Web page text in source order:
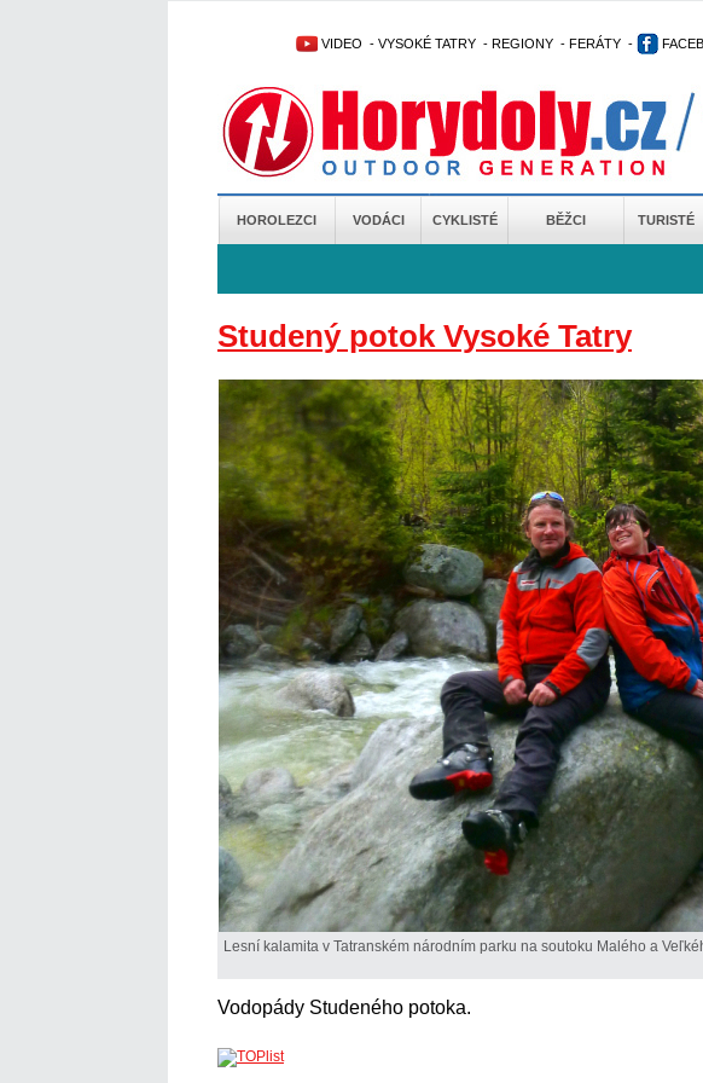
VIDEO - VYSOKÉ TATRY - REGIONY - FERÁTY -
HOROLEZCI VODÁCI CYKLISTÉ BĚŽCI TURISTÉ
Studený potok Vysoké Tatry
Lesní kalamita v Tatranském národním parku na soutoku Malého a
Vodopády Studeného potoka.